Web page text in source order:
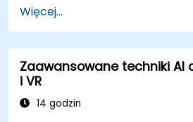
terapii pacjentów.
Poznać kwestie etyczne i
prywatności związane z
medycznymi
Więcej...
Zaawansowane techniki AI
i VR
14 godzin